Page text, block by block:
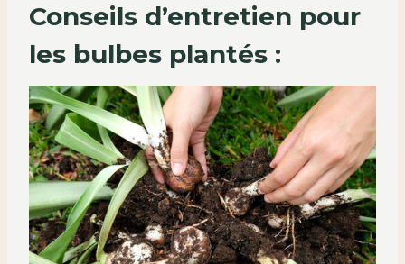
Conseils d’entretien pour
les bulbes plantés :